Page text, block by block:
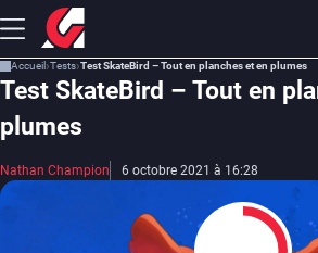
Accueil Tests Test SkateBird – Tout en planches et en plumes
Test SkateBird – Tout en
plumes
Nathan Champion 6 octobre 2021 à 16:28